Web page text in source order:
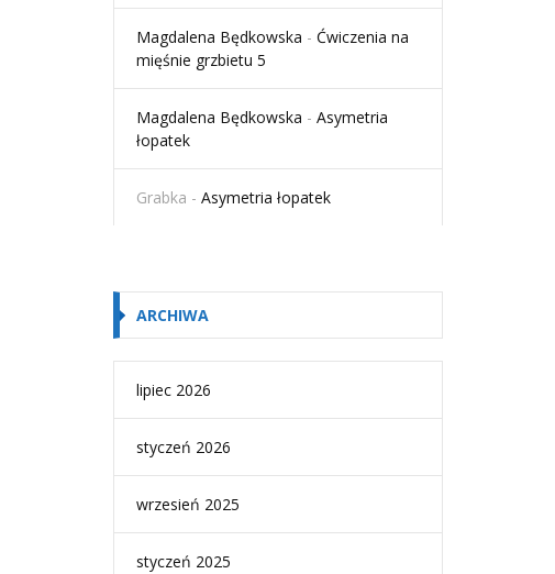
Magdalena Będkowska - Ćwiczenia na
mięśnie grzbietu 5
Magdalena Będkowska - Asymetria
łopatek
Grabka - Asymetria łopatek
ARCHIWA
lipiec 2026
styczeń 2026
wrzesień 2025
styczeń 2025